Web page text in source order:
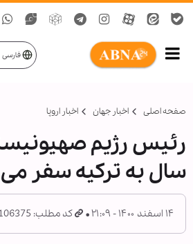
فارسی
صفحه اصلی اخبار جهان اخبار اروپا
سال به ترکیه سفر
۱۴ اسفند ۱۴۰۰ - ۲۱:۰۹ کد مطلب: 1106375